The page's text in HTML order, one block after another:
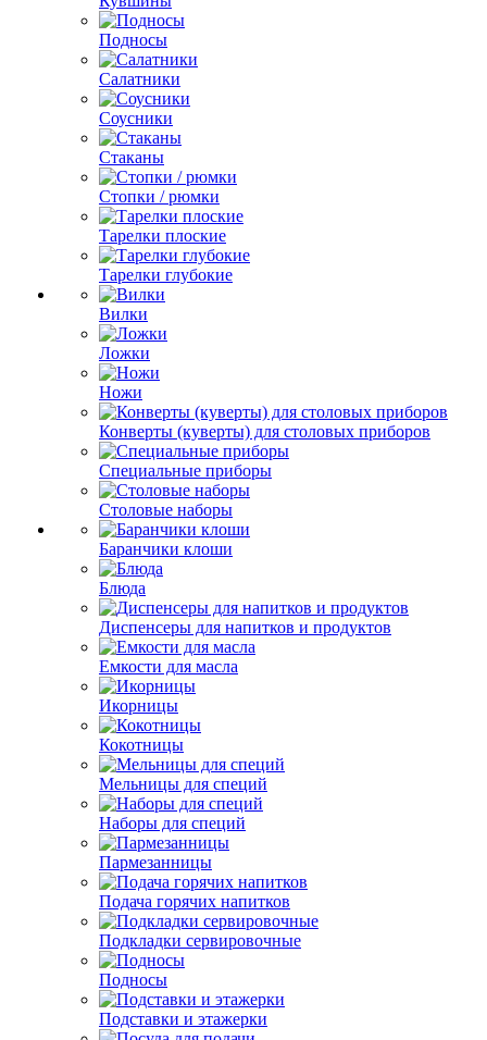
Подносы
Салатники
Соусники
Стаканы
Стопки / рюмки
Тарелки плоские
Тарелки глубокие
Вилки
Ложки
Ножи
Конверты (куверты) для столовых приборов
Специальные приборы
Столовые наборы
Баранчики клоши
Блюда
Диспенсеры для напитков и продуктов
Емкости для масла
Икорницы
Кокотницы
Мельницы для специй
Наборы для специй
Пармезанницы
Подача горячих напитков
Подкладки сервировочные
Подносы
Подставки и этажерки